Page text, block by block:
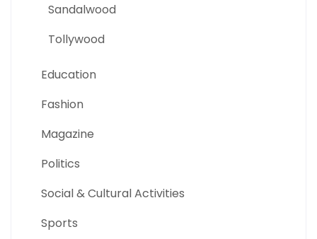
Sandalwood
Tollywood
Education
Fashion
Magazine
Politics
Social & Cultural Activities
Sports